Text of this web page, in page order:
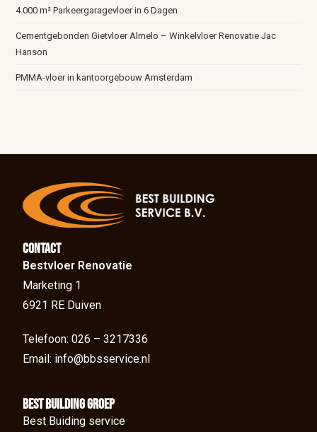
4.000 m² Parkeergaragevloer in 6 Dagen
Cementgebonden Gietvloer Almelo – Winkelvloer Renovatie Jac
Hanson
PMMA-vloer in kantoorgebouw Amsterdam
Contact
Bestvloer Renovatie
Marketing 1
6921 RE Duiven
Telefoon: 026 – 3217336
Email: info@bbsservice.nl
BEst Building groep
Best Buiding service